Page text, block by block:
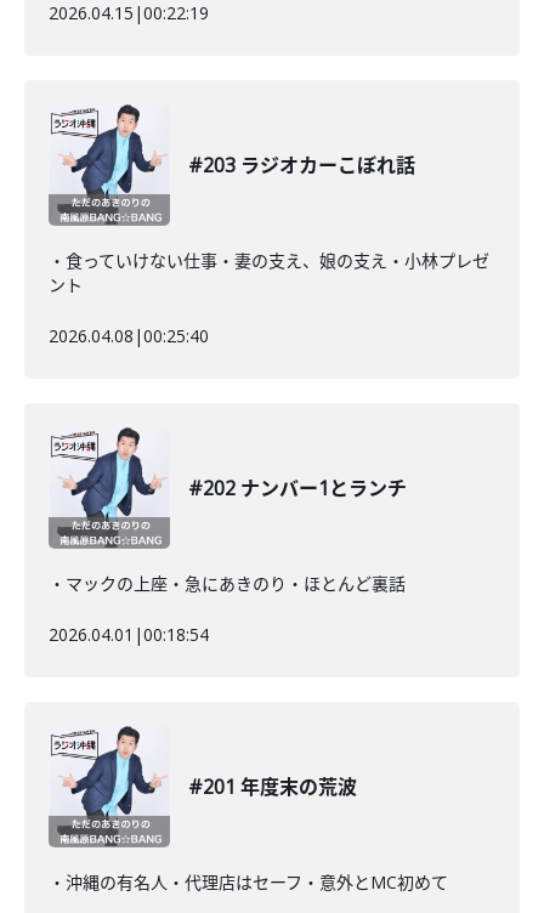
2026.04.15 |00:22:19
#203 ラジオカーこぼれ話
・食っていけない仕事・妻の支え、娘の支え・小林プレゼ
ント
2026.04.08 |00:25:40
#202 ナンバー1とランチ
・マックの上座・急にあきのり・ほとんど裏話
2026.04.01 |00:18:54
#201 年度末の荒波
・沖縄の有名人・代理店はセーフ・意外とMC初めて